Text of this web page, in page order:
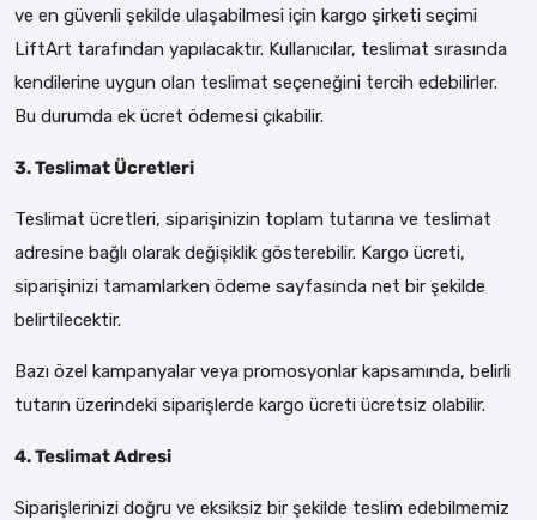
ve en güvenli şekilde ulaşabilmesi için kargo şirketi seçimi
LiftArt tarafından yapılacaktır. Kullanıcılar, teslimat sırasında
kendilerine uygun olan teslimat seçeneğini tercih edebilirler.
Bu durumda ek ücret ödemesi çıkabilir.
3. Teslimat Ücretleri
Teslimat ücretleri, siparişinizin toplam tutarına ve teslimat
adresine bağlı olarak değişiklik gösterebilir. Kargo ücreti,
siparişinizi tamamlarken ödeme sayfasında net bir şekilde
belirtilecektir.
Bazı özel kampanyalar veya promosyonlar kapsamında, belirli
tutarın üzerindeki siparişlerde kargo ücreti ücretsiz olabilir.
4. Teslimat Adresi
Siparişlerinizi doğru ve eksiksiz bir şekilde teslim edebilmemiz